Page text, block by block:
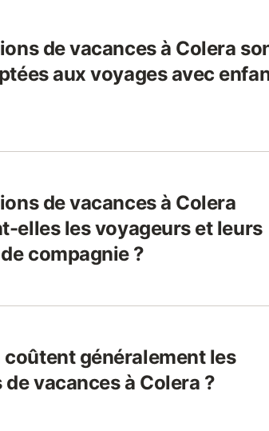
de vacances à Colera
aux voyages avec
de vacances à Colera
elles les voyageurs et leurs
compagnie ?
coûtent généralement les
vacances à Colera ?